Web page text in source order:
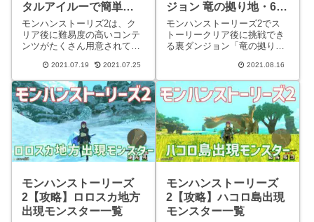
タルアイルーで簡単レ
ベル上げ
モンハンストーリズ2は、ク
リア後に難易度の高いコンテ
ンツがたくさん用意されてい
上げが必要になるかと思いま
す。クリア後限定ですが、効
率の良いレベル上げ方法があ
るので詳しい手順を紹介した
いと思います。大タルアイル
ー狩り
2021.07.19 2021.07.25
ジョン 竜の拠り地・6層
攻略
モンハンストーリーズ2でス
トーリークリア後に挑戦でき
る裏ダンジョン「竜の拠り
を紹介しています。是非参考
にしてみてください。竜の拠
り地・6層攻略目的竜の拠り
地・6層では指定された部位
を複数回破壊することが目的
になりま
2021.08.16
モンハンストーリーズ
2【攻略】ロロスカ地方
出現モンスター一覧
モンハンストーリーズ
2【攻略】ハコロ島出現
モンスター一覧